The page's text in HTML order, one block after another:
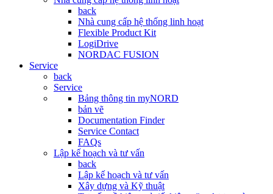
back
Nhà cung cấp hệ thống linh hoạt
Flexible Product Kit
LogiDrive
NORDAC FUSION
Service
back
Service
Bảng thông tin myNORD
bản vẽ
Documentation Finder
Service Contact
FAQs
Lập kế hoạch và tư vấn
back
Lập kế hoạch và tư vấn
Xây dựng và Kỹ thuật